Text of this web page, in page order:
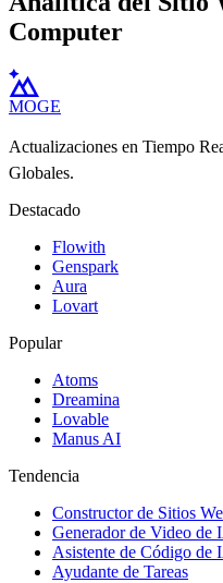
Computer
MOGE
Actualizaciones en Tiempo
Globales.
Destacado
Flowith
Genspark
Aura
Lovart
Popular
Atoms
Dreamina
Lovable
Manus AI
Tendencia
Constructor de Sitios
Generador de Video de
Asistente de Código de
Ayudante de Tareas